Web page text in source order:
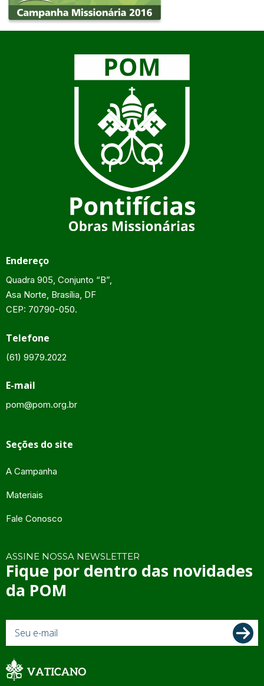
Endereço
Quadra 905, Conjunto “B”,
Asa Norte, Brasília, DF
CEP: 70790-050.
Telefone
(61) 9979.2022
E-mail
pom@pom.org.br
Seções do site
A Campanha
Materiais
Fale Conosco
ASSINE NOSSA NEWSLETTER
Fique por dentro das novidades
da POM